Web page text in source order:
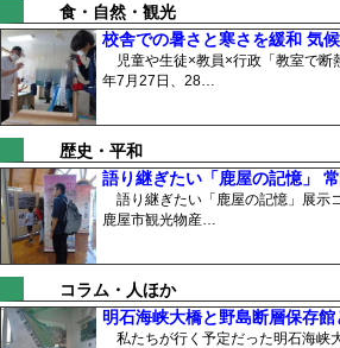
食・自然・観光
校舎での暑さと寒さを緩和 気
児童や生徒×教員×行政「教室で断
年7月27日、28…
歴史・平和
語り継ぎたい「鹿屋の記憶」
語り継ぎたい「鹿屋の記憶」展示
鹿屋市観光物産…
コラム・人ほか
明石海峡大橋と野島断層保存
私たちが行く予定だった明石海峡